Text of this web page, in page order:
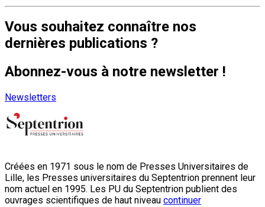
Vous souhaitez connaître nos
dernières publications ?
Abonnez-vous à notre newsletter !
Newsletters
Créées en 1971 sous le nom de Presses Universitaires de
Lille, les Presses universitaires du Septentrion prennent leur
nom actuel en 1995. Les PU du Septentrion publient des
ouvrages scientifiques de haut niveau continuer